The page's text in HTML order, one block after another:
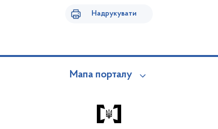
Надрукувати
Мапа порталу